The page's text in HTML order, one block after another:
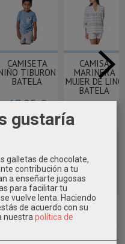
CAMISETA
TIBURON
BATELA
17,95 €
CAMISA
MARINERA
MUJER DE LINO
BATELA
gustaría
galletas de chocolate,
contribución a tu
a enseñarte jugosas
para facilitar tu
vuelve lenta. Haciendo
de acuerdo con su
nuestra política de